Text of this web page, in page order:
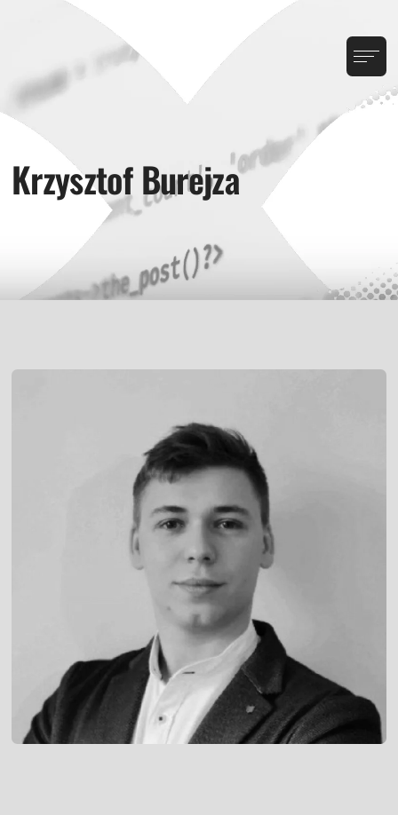
Krzysztof Burejza